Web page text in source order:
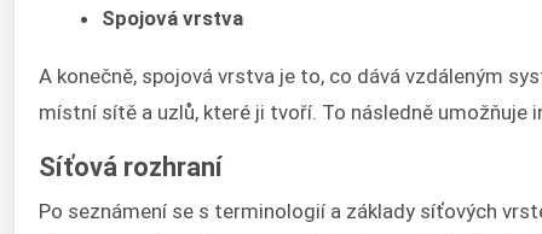
Spojová vrstva
A konečně, spojová vrstva je to, co dává vzdáleným
místní sítě a uzlů, které ji tvoří. To následně umožňuje
Síťová rozhraní
Po seznámení se s terminologií a základy síťových